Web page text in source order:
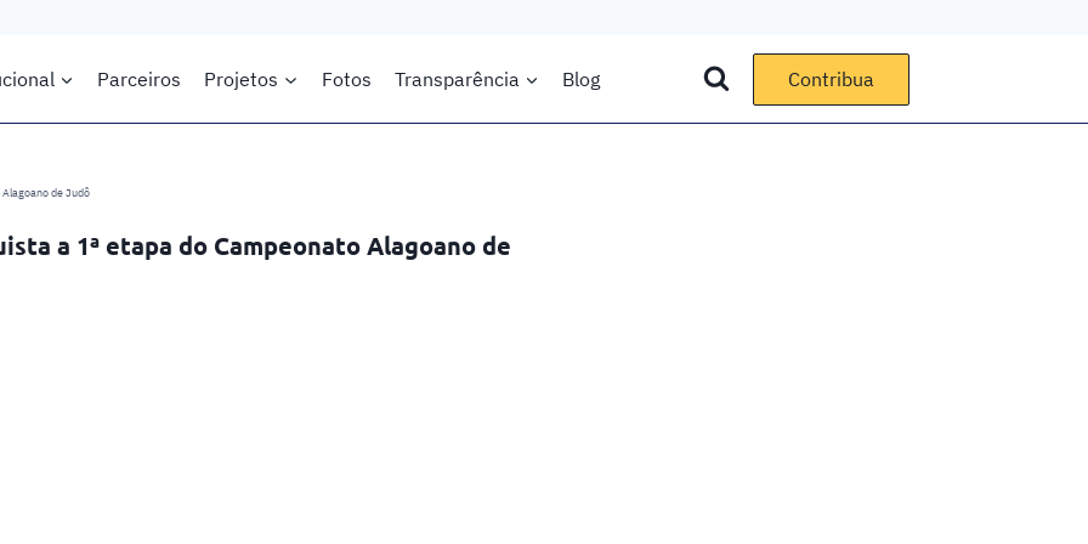
Parceiros Projetos Fotos Transparência Blog Contribua
de Judô
a 1ª etapa do Campeonato Alagoano de